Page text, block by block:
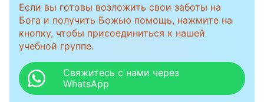
Если вы готовы возложить свои заботы на
Бога и получить Божью помощь, нажмите на
кнопку, чтобы присоединиться к нашей
учебной группе.
Свяжитесь с нами через
WhatsApp